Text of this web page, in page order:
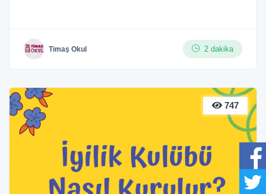
Timaş Okul 2 dakika
747